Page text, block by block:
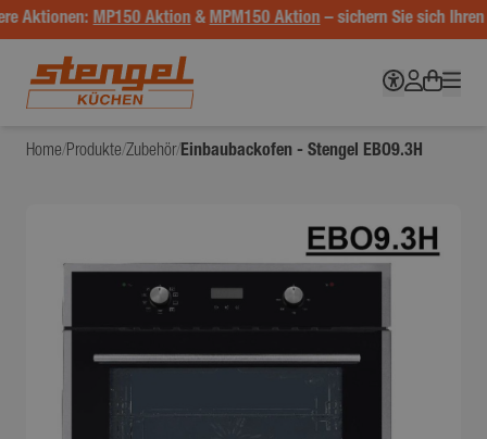
Aktionen: MP150 Aktion & MPM150 Aktion– sichern Sie sich Ihren
Home/Produkte/Zubehör/Einbaubackofen - Stengel EBO9.3H